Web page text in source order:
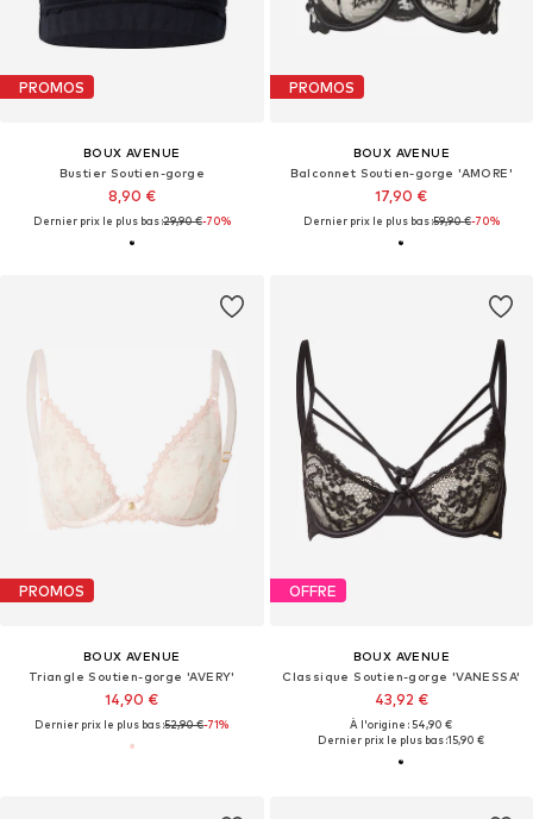
PROMOS
BOUX AVENUE
Bustier Soutien-gorge
8,90 €
Dernier prix le plus bas :29,90 €-70%
PROMOS
BOUX AVENUE
Balconnet Soutien-gorge 'AMORE'
17,90 €
Dernier prix le plus bas :59,90 €-70%
PROMOS
BOUX AVENUE
Triangle Soutien-gorge 'AVERY'
14,90 €
Dernier prix le plus bas :52,90 €-71%
OFFRE
BOUX AVENUE
Classique Soutien-gorge 'VANESSA'
43,92 €
À l'origine : 54,90 €
Dernier prix le plus bas :15,90 €